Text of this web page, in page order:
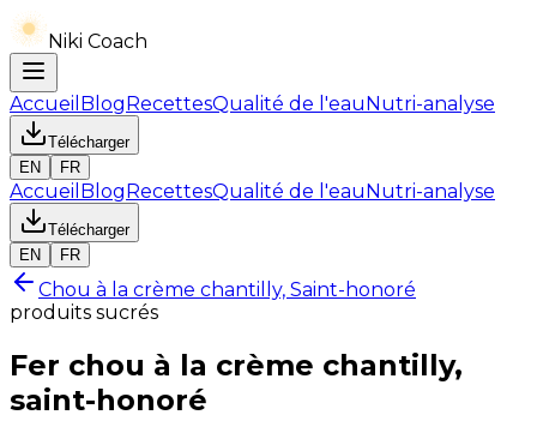
Niki Coach
Accueil BlogRecettesQualité de l'eauNutri-analyse
Télécharger
EN
FR
Accueil BlogRecettesQualité de l'eauNutri-analyse
Télécharger
EN
FR
Chou à la crème chantilly, Saint-honoré
produits sucrés
Fer chou à la crème chantilly,
saint-honoré